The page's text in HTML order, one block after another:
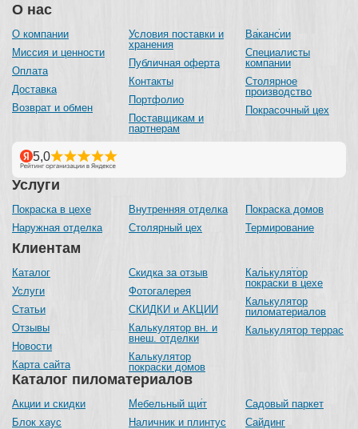
О нас
О компании
Миссия и ценности
Оплата
Доставка
Возврат и обмен
Условия поставки и
хранения
Публичная оферта
Контакты
Портфолио
Поставщикам и
партнерам
Вакансии
Специалисты
компании
Столярное
производство
Покрасочный цех
Каталог пиломатериалов
Акции и скидки
Блок хаус
Мебельный щит
Наличник и плинтус
Садовый паркет
Сайдинг
Услуги
Покраска в цехе
Наружная отделка
Внутренняя отделка
Столярный цех
Покраска домов
Термирование
Клиентам
Каталог
Услуги
Статьи
Отзывы
Новости
Карта сайта
Скидка за отзыв
Фотогалерея
СКИДКИ и АКЦИИ
Калькулятор вн. и
внеш. отделки
Калькулятор
покраски домов
Калькулятор
покраски в цехе
Калькулятор
пиломатериалов
Калькулятор террас